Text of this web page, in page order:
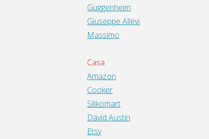
Guggenheim
Giuseppe Allevi
Massimo
Casa
Amazon
Cooker
Silikomart
David Austin
Etsy